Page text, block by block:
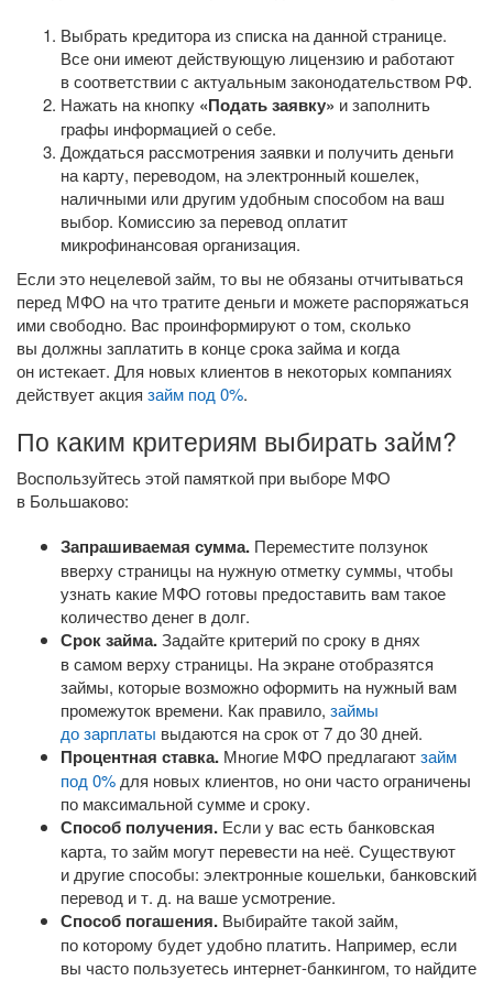
Выбрать кредитора из списка на данной странице.
Все они имеют действующую лицензию и работают
в соответствии с актуальным законодательством РФ.
Нажать на кнопку «Подать заявку» и заполнить
графы информацией о себе.
Дождаться рассмотрения заявки и получить деньги
на карту, переводом, на электронный кошелек,
наличными или другим удобным способом на ваш
выбор. Комиссию за перевод оплатит
микрофинансовая организация.
Если это нецелевой займ, то вы не обязаны отчитываться
перед МФО на что тратите деньги и можете распоряжаться
ими свободно. Вас проинформируют о том, сколько
вы должны заплатить в конце срока займа и когда
он истекает. Для новых клиентов в некоторых компаниях
действует акция займ под 0%.
По каким критериям выбирать займ?
Воспользуйтесь этой памяткой при выборе МФО
в Большаково:
Запрашиваемая сумма. Переместите ползунок
вверху страницы на нужную отметку суммы, чтобы
узнать какие МФО готовы предоставить вам такое
количество денег в долг.
Срок займа.Задайте критерий по сроку в днях
в самом верху страницы. На экране отобразятся
займы, которые возможно оформить на нужный вам
промежуток времени. Как правило, займы
до зарплаты выдаются на срок от 7 до 30 дней.
Процентная ставка. Многие МФО предлагаютзайм
под 0% для новых клиентов, но они часто ограничены
по максимальной сумме и сроку.
Способ получения. Если у вас есть банковская
карта, то займ могут перевести на неё. Существуют
и другие способы: электронные кошельки, банковский
перевод и т. д. на ваше усмотрение.
Способ погашения. Выбирайте такой займ,
по которому будет удобно платить. Например, если
вы часто пользуетесь интернет-банкингом, то найдите